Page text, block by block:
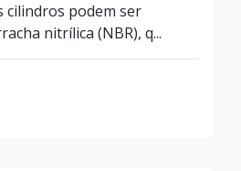
cilindros podem ser
nitrílica (NBR), q...